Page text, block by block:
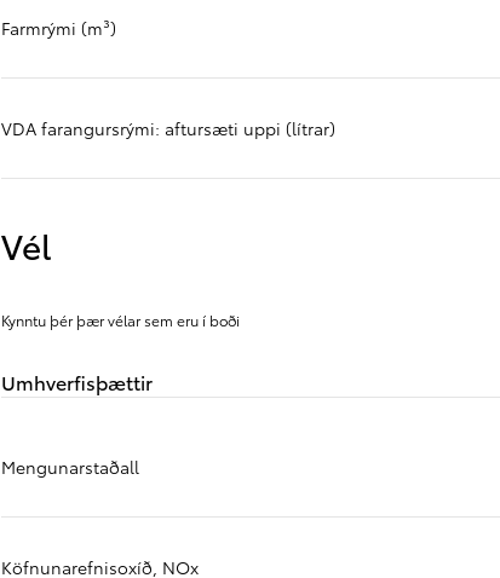
Farmrými (m³)
VDA farangursrými: aftursæti uppi (lítrar)
Vél
Kynntu þér þær vélar sem eru í boði
Umhverfisþættir
Mengunarstaðall
Köfnunarefnisoxíð, NOx